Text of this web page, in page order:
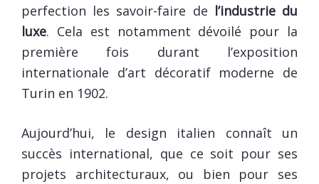
perfection les savoir-faire de l’industrie du
luxe. Cela est notamment dévoilé pour la
première fois durant l’exposition
internationale d’art décoratif moderne de
Turin en 1902.
Aujourd’hui, le design italien connaît un
succès international, que ce soit pour ses
projets architecturaux, ou bien pour ses